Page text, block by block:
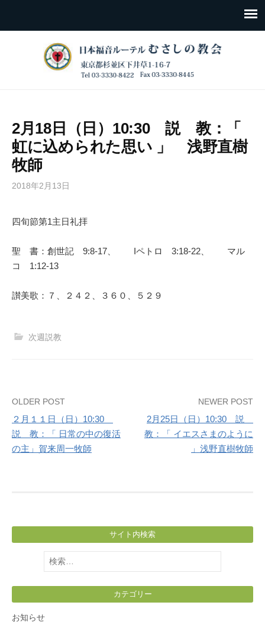
2月18日（日）10:30 説 教：「
虹に込められた思い 」 浅野直樹
牧師
2018年2月13日
四旬節第1主日礼拝
聖 書：創世記 9:8-17、 Iペトロ 3:18-22、 マル
コ 1:12-13
讃美歌：７、２４２、３６０、５２９
次週説教
Post
navigation
OLDER POST
２月１１日（日）10:30
説 教：「 日常の中の復活
の主」賀来周一牧師
NEWER POST
2月25日（日）10:30 説
教：「 イエスさまのように
」浅野直樹牧師
サイト内検索
検
索:
カテゴリー
お知らせ